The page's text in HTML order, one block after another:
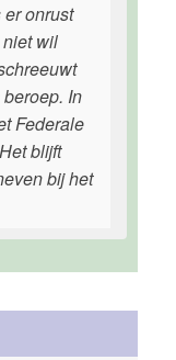
onrust
wil
In
Federale
blijft
bij het